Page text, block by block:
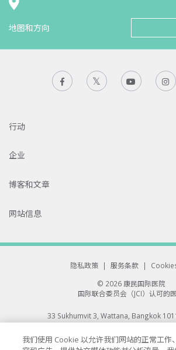
地图和方向
行动
企业
博客和文章
网站信息
隐私政策 | 服务条款 |
© 2026 康民国际医院
国际联合委员会（JCI）认可的
33 Sukhumvit 3, Wattana, Bangkok
All rights reserved.
我们使用 Cookie 以允许我们网站的正常工作